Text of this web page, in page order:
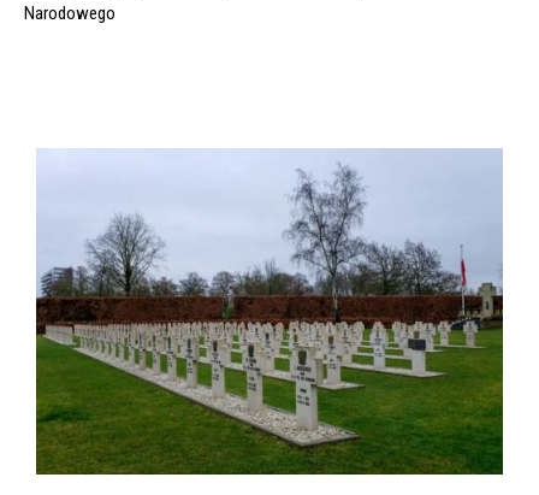
Narodowego